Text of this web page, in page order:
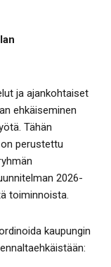
ja ajankohtaiset
ehkäiseminen
Tähän
perustettu
2026-
toiminnoista.
kaupungin